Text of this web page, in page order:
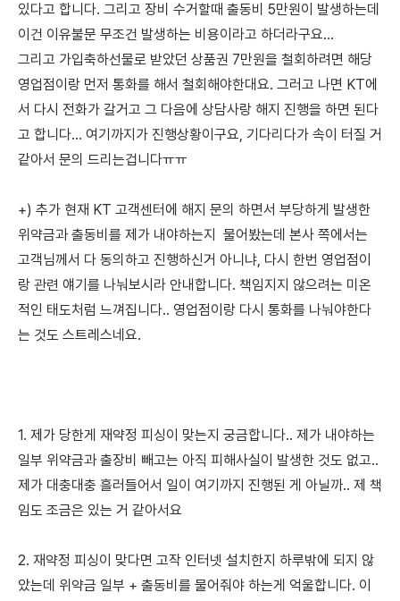
있다고 합니다. 그리고 장비 수거할때 출동비 5만원이 발생하는데
이건 이유불문 무조건 발생하는 비용이라고 하더라구요...
그리고 가입축하선물로 받았던 상품권 7만원을 철회하려면 해당
영업점이랑 먼저 통화를 해서 철회해야한대요. 그러고 나면 KT에
서 다시 전화가 갈거고 그 다음에 상담사랑 해지 진행을 하면 된다
고 합니다... 여기까지가 진행상황이구요, 기다리다가 속이 터질 거
같아서 문의 드리는겁니다ㅠㅠ
+) 추가 현재 KT 고객센터에 해지 문의 하면서 부당하게 발생한
위약금과 출동비를 제가 내야하는지 물어봤는데 본사 쪽에서는
고객님께서 다 동의하고 진행하신거 아니냐, 다시 한번 영업점이
랑 관련 얘기를 나눠보시라 안내합니다. 책임지지 않으려는 미온
적인 태도처럼 느껴집니다.. 영업점이랑 다시 통화를 나눠야한다
는 것도 스트레스네요.
1. 제가 당한게 재약정 피싱이 맞는지 궁금합니다.. 제가 내야하는
일부 위약금과 출장비 빼고는 아직 피해사실이 발생한 것도 없고..
제가 대충대충 흘러들어서 일이 여기까지 진행된 게 아닐까.. 제 책
임도 조금은 있는 거 같아서요
2. 재약정 피싱이 맞다면 고작 인터넷 설치한지 하루밖에 되지 않
았는데 위약금 일부 + 출동비를 물어줘야 하는게 억울합니다. 이